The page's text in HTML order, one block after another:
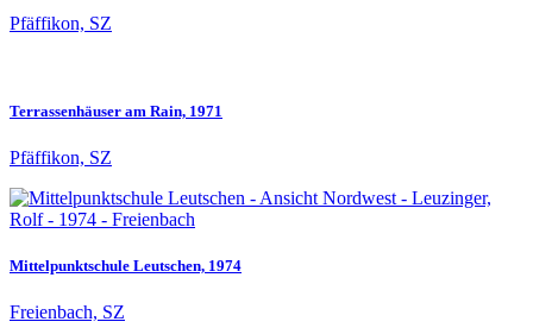
Pfäffikon, SZ
Terrassenhäuser am Rain, 1971
Pfäffikon, SZ
Mittelpunktschule Leutschen, 1974
Freienbach, SZ